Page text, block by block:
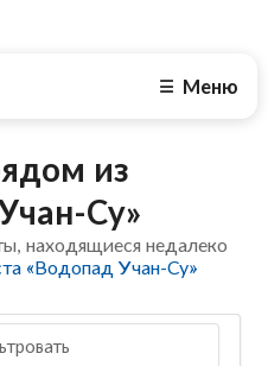
☰ Меню
из
Су»
находящиеся недалеко
«Водопад Учан-Су»